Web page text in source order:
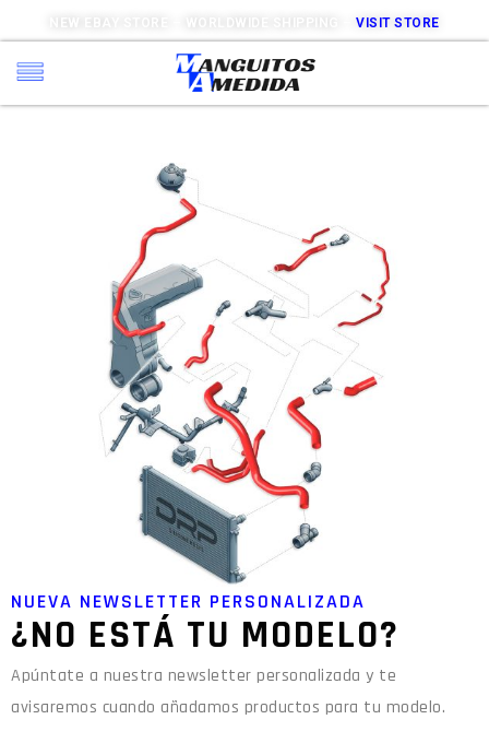
NEW EBAY STORE – WORLDWIDE SHIPPING –VISIT STORE
NUEVA NEWSLETTER PERSONALIZADA
¿NO ESTÁ TU MODELO?
Apúntate a nuestra newsletter personalizada y te
avisaremos cuando añadamos productos para tu modelo.